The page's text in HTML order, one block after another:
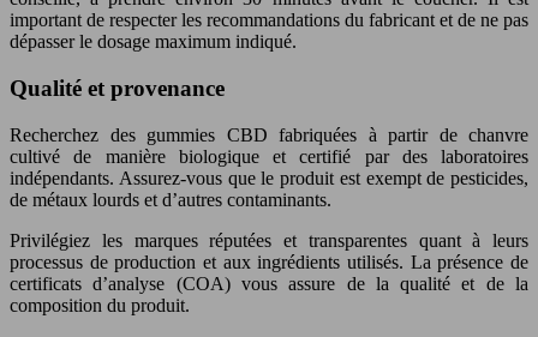
important de respecter les recommandations du fabricant et de ne pas
dépasser le dosage maximum indiqué.
Qualité et provenance
Recherchez des gummies CBD fabriquées à partir de chanvre
cultivé de manière biologique et certifié par des laboratoires
indépendants. Assurez-vous que le produit est exempt de pesticides,
de métaux lourds et d’autres contaminants.
Privilégiez les marques réputées et transparentes quant à leurs
processus de production et aux ingrédients utilisés. La présence de
certificats d’analyse (COA) vous assure de la qualité et de la
composition du produit.